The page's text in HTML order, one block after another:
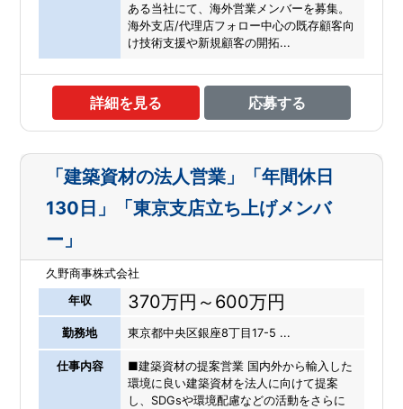
ある当社にて、海外営業メンバーを募集。
海外支店/代理店フォロー中心の既存顧客向
け技術支援や新規顧客の開拓...
詳細を見る 応募する
「建築資材の法人営業」「年間休日
130日」「東京支店立ち上げメンバ
ー」
久野商事株式会社
年収
370万円～600万円
勤務地 東京都中央区銀座8丁目17-5 ...
仕事内容
■建築資材の提案営業 国内外から輸入した
環境に良い建築資材を法人に向けて提案
し、SDGsや環境配慮などの活動をさらに